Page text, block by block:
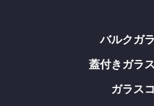
バルクガ
蓋付きガラ
ガラス